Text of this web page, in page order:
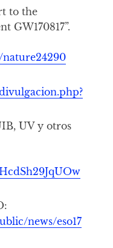
to the
GW170817”.
UV y otros
news/eso17